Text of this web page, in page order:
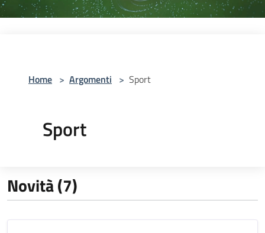
Home > Argomenti > Sport
Sport
Novità (7)